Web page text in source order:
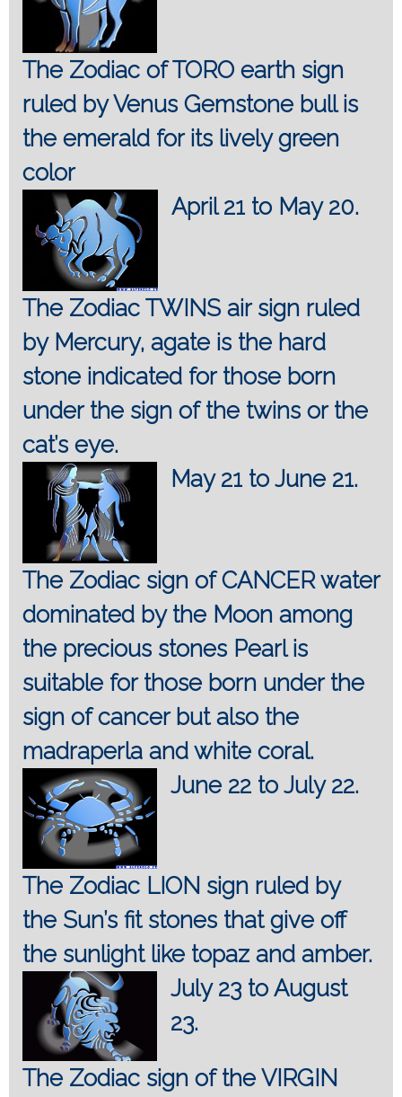
The Zodiac of TORO earth sign
ruled by Venus Gemstone bull is
the emerald for its lively green
color
April 21 to May 20.
The Zodiac TWINS air sign ruled
by Mercury, agate is the hard
stone indicated for those born
under the sign of the twins or the
cat’s eye.
May 21 to June 21.
The Zodiac sign of CANCER water
dominated by the Moon among
the precious stones Pearl is
suitable for those born under the
sign of cancer but also the
madraperla and white coral.
June 22 to July 22.
The Zodiac LION sign ruled by
the Sun’s fit stones that give off
the sunlight like topaz and amber.
July 23 to August
23.
The Zodiac sign of the VIRGIN